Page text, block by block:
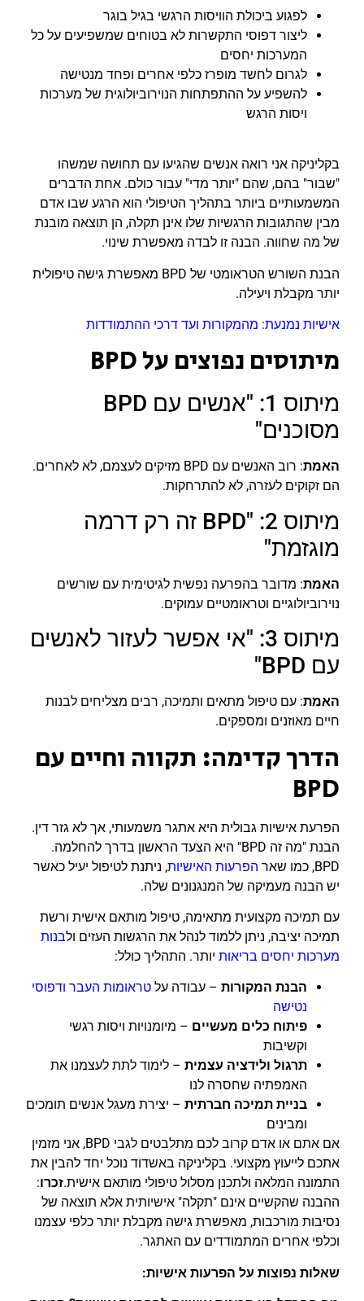
לפגוע ביכולת הוויסות הרגשי בגיל בוגר
ליצור דפוסי התקשרות לא בטוחים שמשפיעים על כל
המערכות יחסים
לגרום לחשד מופרז כלפי אחרים ופחד מנטישה
להשפיע על ההתפתחות הנוירוביולוגית של מערכות
ויסות הרגש
בקליניקה אני רואה אנשים שהגיעו עם תחושה שמשהו
"שבור" בהם, שהם "יותר מדי" עבור כולם. אחת הדברים
המשמעותיים ביותר בתהליך הטיפולי הוא הרגע שבו אדם
מבין שהתגובות הרגשיות שלו אינן תקלה, הן תוצאה מובנת
של מה שחווה. הבנה זו לבדה מאפשרת שינוי.
הבנת השורש הטראומטי של BPD מאפשרת גישה טיפולית
יותר מקבלת ויעילה.
אישיות נמנעת: מהמקורות ועד דרכי ההתמודדות
מיתוסים נפוצים על BPD
מיתוס 1: "אנשים עם BPD
מסוכנים"
האמת
: רוב האנשים עם BPD מזיקים לעצמם, לא לאחרים.
הם זקוקים לעזרה, לא להתרחקות.
מיתוס 2: "BPD זה רק דרמה
מוגזמת"
האמת: מדובר בהפרעה נפשית לגיטימית עם שורשים
נוירוביולוגיים וטראומטיים עמוקים.
מיתוס 3: "אי אפשר לעזור לאנשים
עם BPD"
האמת: עם טיפול מתאים ותמיכה, רבים מצליחים לבנות
חיים מאוזנים ומספקים.
הדרך קדימה: תקווה וחיים עם
BPD
הפרעת אישיות גבולית היא אתגר משמעותי, אך לא גזר דין.
הבנת "מה זה BPD" היא הצעד הראשון בדרך להחלמה.
BPD, כמו שאר
הפרעות האישיות, ניתנת לטיפול יעיל כאשר
יש הבנה מעמיקה של המנגנונים שלה.
עם תמיכה מקצועית מתאימה, טיפול מותאם אישית ורשת
תמיכה יציבה, ניתן ללמוד לנהל את הרגשות העזים ולבנות
מערכות יחסים בריאות יותר. התהליך כולל:
הבנת המקורות – עבודה על טראומות העבר ודפוסי
נטישה
פיתוח כלים מעשיים – מיומנויות ויסות רגשי
וקשיבות
תרגול ולידציה עצמית – לימוד לתת לעצמנו את
האמפתיה שחסרה לנו
בניית תמיכה חברתית – יצירת מעגל אנשים תומכים
ומבינים
אם אתם או אדם קרוב לכם מתלבטים לגבי BPD, אני מזמין
אתכם לייעוץ מקצועי. בקליניקה באשדוד נוכל יחד להבין את
התמונה המלאה ולתכנן מסלול טיפולי מותאם אישית.זכרו:
ההבנה שהקשיים אינם "תקלה" אישיותית אלא תוצאה של
נסיבות מורכבות, מאפשרת גישה מקבלת יותר כלפי עצמנו
וכלפי אחרים המתמודדים עם האתגר.
שאלות נפוצות על הפרעות אישיות: